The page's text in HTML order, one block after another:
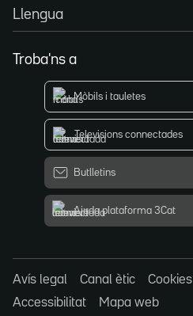
Llengua
Troba'ns a
Mòbils i tauletes
Televisions connectades
Butlletins
Ajuda plataforma 3Cat
Avís legal Canal ètic Cookies
Accessibilitat
Mapa web